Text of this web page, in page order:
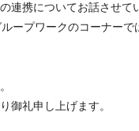
連携についてお話させて
ープワークのコーナー
御礼申し上げます。